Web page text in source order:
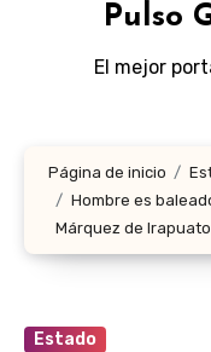
Pulso
El mejor
Página de inicio
Hombre es
Márquez de Irapuato
Estado